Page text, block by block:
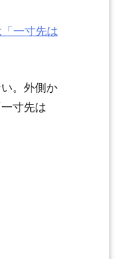
一寸先は
。外側か
寸先は